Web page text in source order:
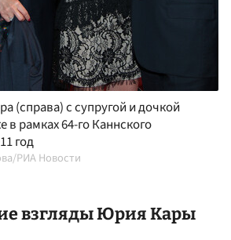
(справа) с супругой и дочкой
в рамках 64-го Каннского
год
РИА Новости
взгляды Юрия Кары